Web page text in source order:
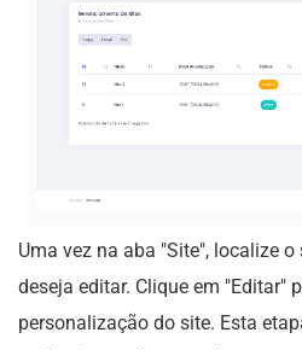
Uma vez na aba "Site", localize
deseja editar. Clique em "Editar"
personalização do site. Esta